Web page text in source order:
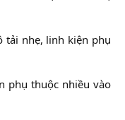
tải nhẹ, linh kiện phụ
phụ thuộc nhiều vào